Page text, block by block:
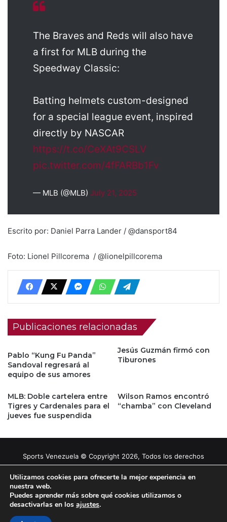
The Braves and Reds will also have
a first for MLB during the
Speedway Classic:
Batting helmets custom-designed
for a special league event, inspired
directly by NASCAR
https://t.co/CeXAt9CSLV
pic.twitter.com/4fFARBb1Fv
— MLB (@MLB) July 21, 2025
Escrito por: Daniel Parra Lander / @dansport84
Foto: Lionel Pillcorema / @lionelpillcorema
Publicaciones relacionadas
Pablo “Kung Fu Panda”
Sandoval regresará al
equipo de sus amores
Jesús Guzmán firmó con
Tiburones
MLB: Doble cartelera entre
Tigres y Cardenales para el
jueves fue suspendida
Wilson Ramos encontró
“chamba” con Cleveland
Sports Venezuela © Copyright 2026, Todos los derechos
Facebook
X YouTubeInstagram
Utilizamos cookies para ofrecerte la mejor experiencia en
nuestra web.
Puedes aprender más sobre qué cookies utilizamos o
desactivarlas en los ajustes.